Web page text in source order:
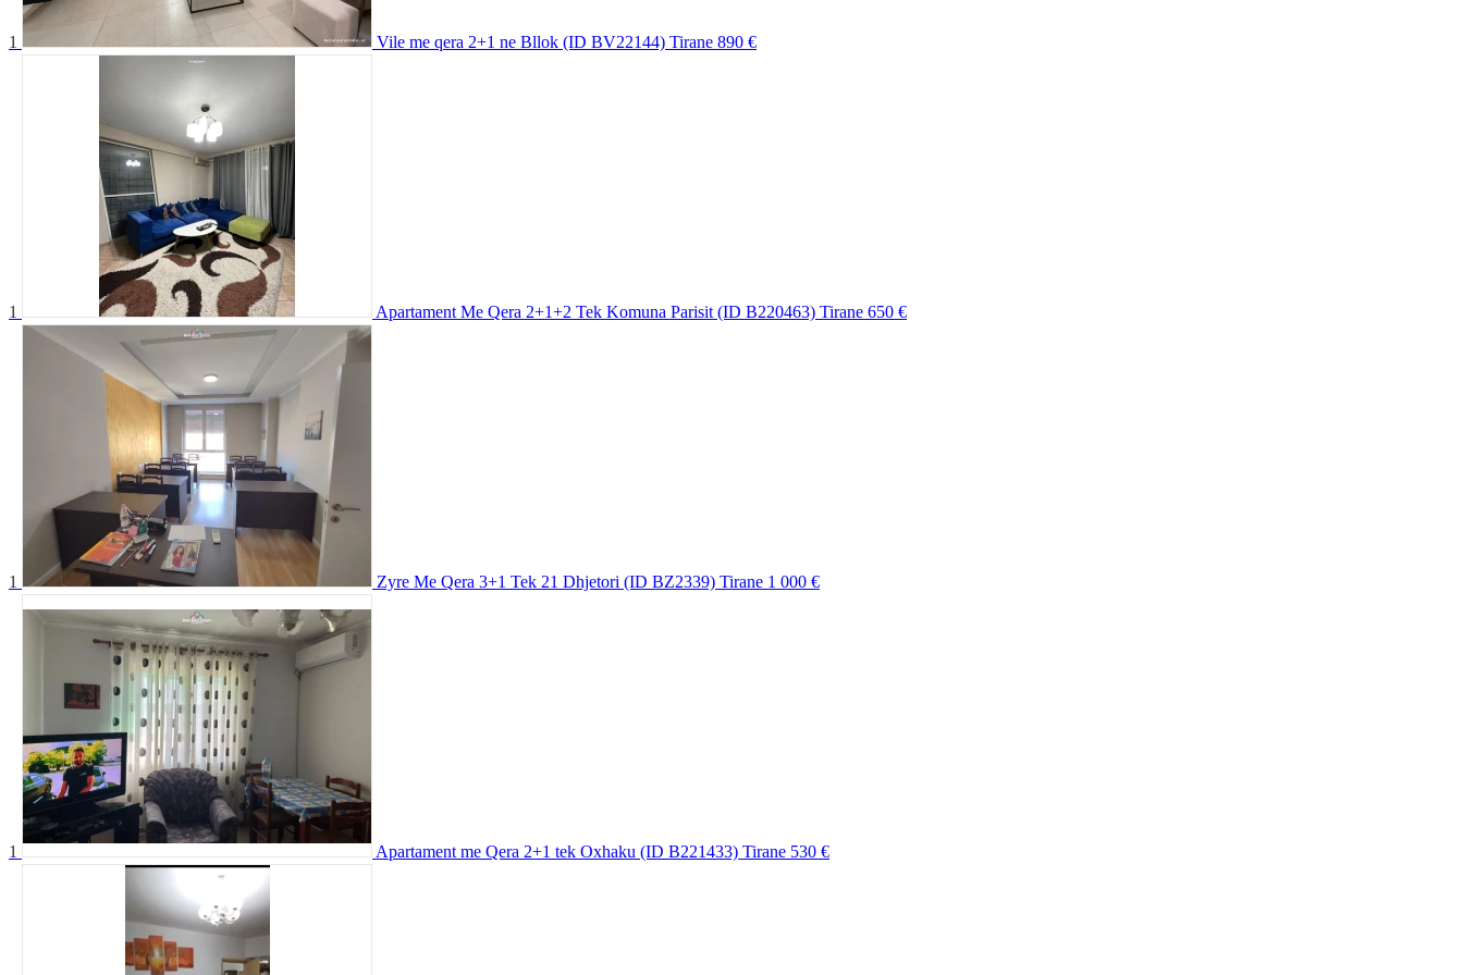
1 Vile me qera 2+1 ne Bllok (ID BV22144) Tirane 890 €
1 Apartament Me Qera 2+1+2 Tek Komuna Parisit (ID B220463) Tirane 650 €
1 Zyre Me Qera 3+1 Tek 21 Dhjetori (ID BZ2339) Tirane 1 000 €
1 Apartament me Qera 2+1 tek Oxhaku (ID B221433) Tirane 530 €